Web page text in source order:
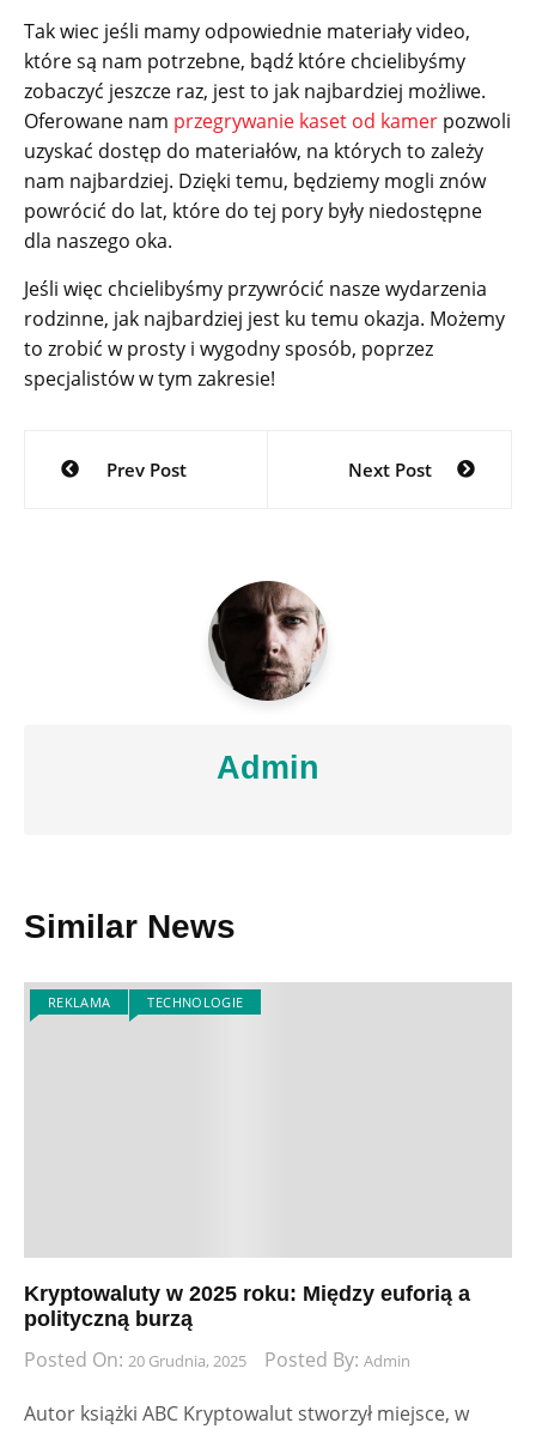
Tak wiec jeśli mamy odpowiednie materiały video,
które są nam potrzebne, bądź które chcielibyśmy
zobaczyć jeszcze raz, jest to jak najbardziej możliwe.
Oferowane nam przegrywanie kaset od kamer pozwoli
uzyskać dostęp do materiałów, na których to zależy
nam najbardziej. Dzięki temu, będziemy mogli znów
powrócić do lat, które do tej pory były niedostępne
dla naszego oka.
Jeśli więc chcielibyśmy przywrócić nasze wydarzenia
rodzinne, jak najbardziej jest ku temu okazja. Możemy
to zrobić w prosty i wygodny sposób, poprzez
specjalistów w tym zakresie!
Nawigacja
wpisu
Prev Post Next Post
Admin
Similar News
REKLAMA TECHNOLOGIE
Kryptowaluty w 2025 roku: Między euforią a
polityczną burzą
Posted On: 20 Grudnia, 2025 Posted By: Admin
Autor książki ABC Kryptowalut stworzył miejsce, w